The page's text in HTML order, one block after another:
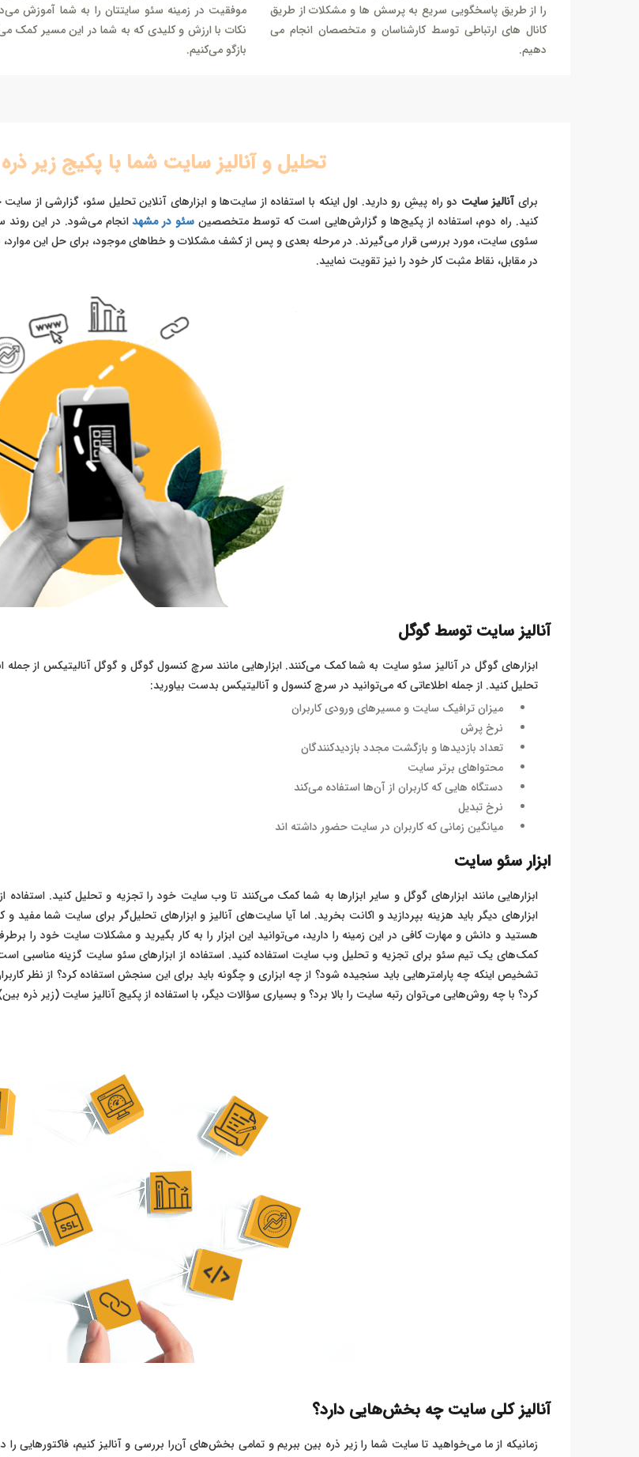
را از طریق پاسخگویی سریع به پرسش ها و مشکلات از طریق
کانال های ارتباطی توسط کارشناسان و متخصصان انجام می
دهیم.
موفقیت در زمینه سئو سایتتان را به شما آموزش
نکات با ارزش و کلیدی که به شما در این مسیر کمک
بازگو می‌کنیم.
تحلیل و آنالیز سایت شما با پکیج زیر
برای آنالیز سایت دو راه پیشِ رو دارید. اول اینکه با استفاده از سایت‌ها و ابزارهای آنلاین تحلیل سئو، گزارشی
کنید. راه دوم، استفاده از پکیج‌ها و گزارش‌هایی است که توسط متخصصینسئو در مشهدانجام می‌شود. در این روند
سئوی سایت، مورد بررسی قرار می‌گیرند. در مرحله بعدی و پس از کشف مشکلات و خطاهای موجود، برای حل این موارد،
در مقابل، نقاط مثبت کار خود را نیز تقویت نمایید.
آنالیز سایت توسط گوگل
ابزارهای گوگل در آنالیز سئو سایت به شما کمک می‌کنند. ابزارهایی مانند سرچ کنسول گوگل و گوگل آنالیتیکس از
تحلیل کنید. از جمله اطلاعاتی که می‌توانید در سرچ کنسول و آنالیتیکس بدست بیاورید:
میزان ترافیک سایت و مسیرهای ورودی کاربران
نرخ پرش
تعداد بازدیدها و بازگشت مجدد بازدیدکنندگان
محتواهای برتر سایت
دستگاه هایی که کاربران از آن‌ها استفاده می‌کند
نرخ تبدیل
میانگین زمانی که کاربران در سایت حضور داشته اند
ابزار سئو سایت
ابزارهایی مانند ابزارهای گوگل و سایر ابزارها به شما کمک می‌کنند تا وب سایت خود را تجزیه و تحلیل کنید.
ابزارهای دیگر باید هزینه بپردازید و اکانت بخرید. اما آیا سایت‌های آنالیز و ابزارهای تحلیل‌گر برای سایت
هستید و دانش و مهارت کافی در این زمینه را دارید، می‌توانید این ابزار را به کار بگیرید و مشکلات سایت خود را
کمک‌های یک تیم سئو برای تجزیه و تحلیل وب سایت استفاده کنید. استفاده از ابزارهای سئو سایت گزینه مناسبی است
تشخیص اینکه چه پارامترهایی باید سنجیده شود؟ از چه ابزاری و چگونه باید برای این سنجش استفاده کرد؟ از نظر
کرد؟ با چه روش‌هایی می‌توان رتبه سایت را بالا برد؟ و بسیاری سؤالات دیگر، با استفاده از پکیج آنالیز سایت (زیر ذره
آنالیز کلی سایت چه بخش‌هایی دارد؟
زمانیکه از ما می‌خواهید تا سایت شما را زیر ذره بین ببریم و تمامی بخش‌های آن‌را بررسی و آنالیز کنیم،